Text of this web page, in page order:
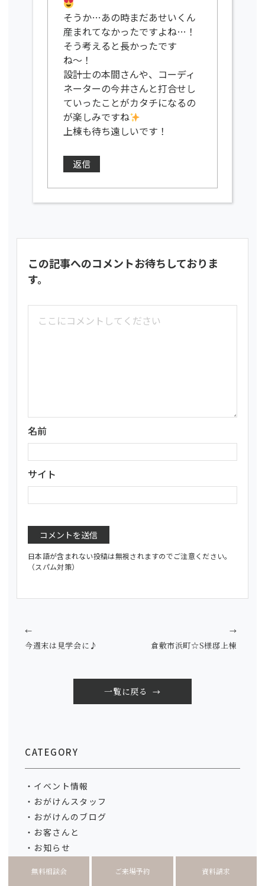
そうか…あの時まだあせいくん
産まれてなかったですよね…！
そう考えると長かったです
ね〜！
設計士の本間さんや、コーディ
ネーターの今井さんと打合せし
ていったことがカタチになるの
が楽しみですね
上棟も待ち遠しいです！
返信
この記事へのコメントお待ちしておりま
す。
名前
サイト
日本語が含まれない投稿は無視されますのでご注意ください。
（スパム対策）
今週末は見学会に♪
←
一覧に戻る
倉敷市浜町☆S様邸上棟
→
CATEGORY
イベント情報
おがけんスタッフ
おがけんのブログ
お客さんと
お知らせ
プチメンテナンス講座
無料相談会 ご来場予約 資料請求